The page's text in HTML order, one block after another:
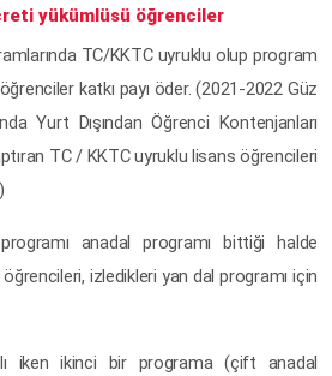
yükümlüsü öğrenciler
TC/KKTC uyruklu olup program
katkı payı öder. (2021-2022 Güz
Yurt Dışından Öğrenci Kontenjanları
TC / KKTC uyruklu lisans öğrencileri
anadal programı bittiği halde
izledikleri yan dal programı için
iken ikinci bir programa (çift anadal